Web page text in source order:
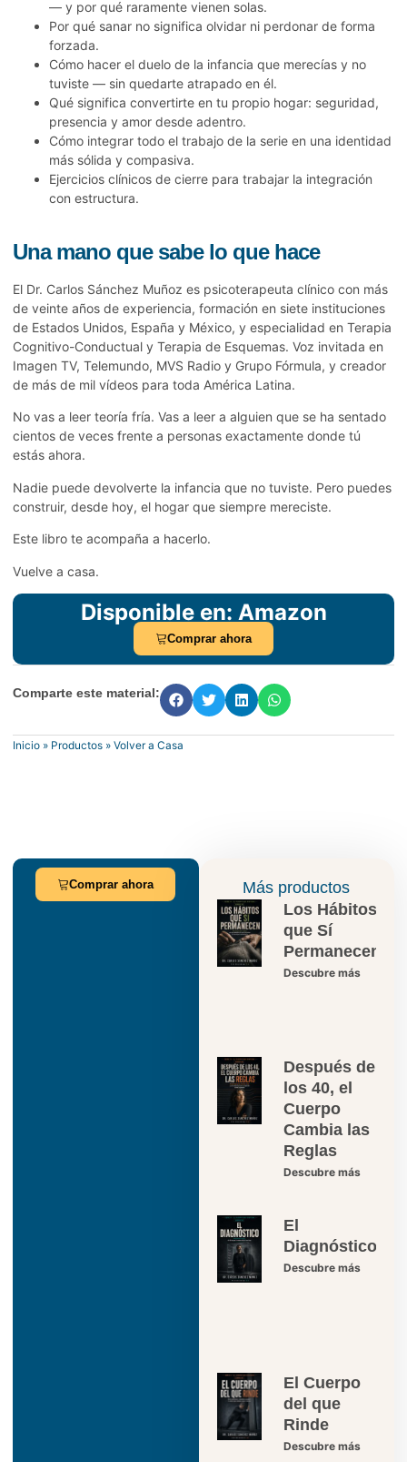
— y por qué raramente vienen solas.
Por qué sanar no significa olvidar ni perdonar de forma
forzada.
Cómo hacer el duelo de la infancia que merecías y no
tuviste — sin quedarte atrapado en él.
Qué significa convertirte en tu propio hogar: seguridad,
presencia y amor desde adentro.
Cómo integrar todo el trabajo de la serie en una identidad
más sólida y compasiva.
Ejercicios clínicos de cierre para trabajar la integración
con estructura.
Una mano que sabe lo que hace
El Dr. Carlos Sánchez Muñoz es psicoterapeuta clínico con más
de veinte años de experiencia, formación en siete instituciones
de Estados Unidos, España y México, y especialidad en Terapia
Cognitivo-Conductual y Terapia de Esquemas. Voz invitada en
Imagen TV, Telemundo, MVS Radio y Grupo Fórmula, y creador
de más de mil vídeos para toda América Latina.
No vas a leer teoría fría. Vas a leer a alguien que se ha sentado
cientos de veces frente a personas exactamente donde tú
estás ahora.
Nadie puede devolverte la infancia que no tuviste. Pero puedes
construir, desde hoy, el hogar que siempre mereciste.
Este libro te acompaña a hacerlo.
Vuelve a casa.
Disponible en: Amazon
Comprar ahora
Comparte este material:
Inicio » Productos » Volver a Casa
Comprar ahora
Más productos
Los Hábitos
que Sí
Permanecen
Descubre más
Después de
los 40, el
Cuerpo
Cambia las
Reglas
Descubre más
El
Diagnóstico
Descubre más
El Cuerpo
del que
Rinde
Descubre más